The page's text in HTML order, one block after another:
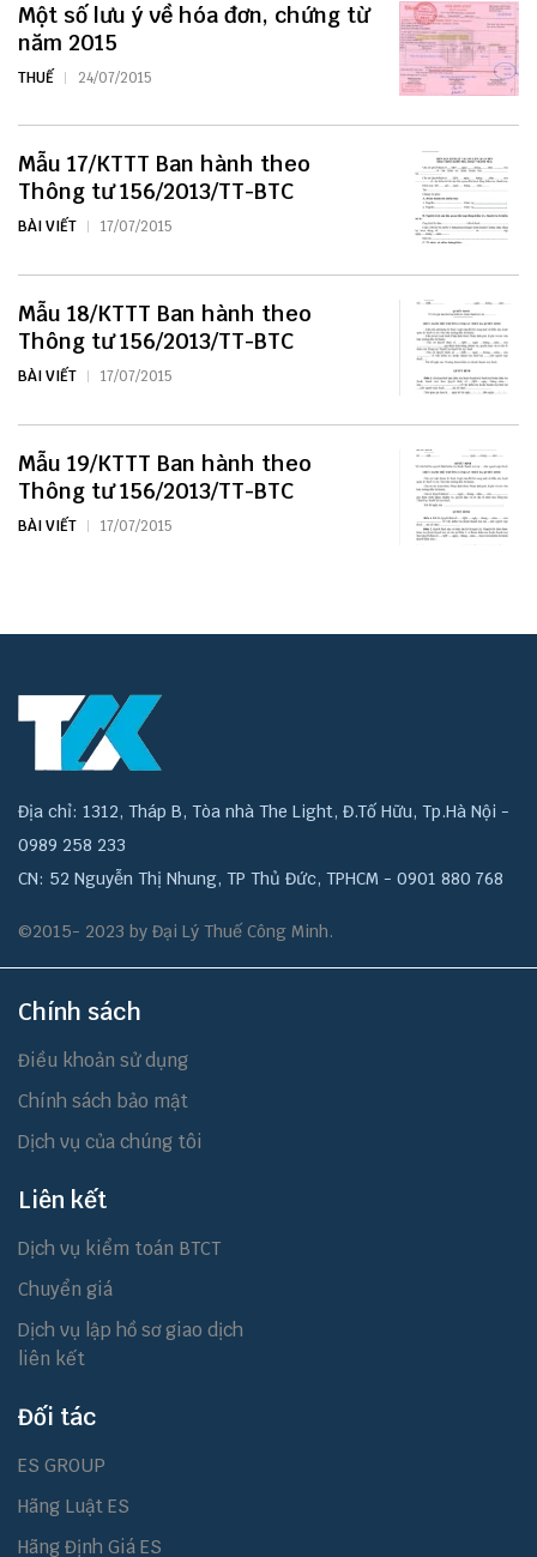
Một số lưu ý về hóa đơn, chứng từ
năm 2015
THUẾ 24/07/2015
Mẫu 17/KTTT Ban hành theo
Thông tư 156/2013/TT-BTC
BÀI VIẾT 17/07/2015
Mẫu 18/KTTT Ban hành theo
Thông tư 156/2013/TT-BTC
BÀI VIẾT 17/07/2015
Mẫu 19/KTTT Ban hành theo
Thông tư 156/2013/TT-BTC
BÀI VIẾT 17/07/2015
Địa chỉ: 1312, Tháp B, Tòa nhà The Light, Đ.Tố Hữu, Tp.Hà Nội -
0989 258 233
CN: 52 Nguyễn Thị Nhung, TP Thủ Đức, TPHCM - 0901 880 768
©2015- 2023 by Đại Lý Thuế Công Minh.
Chính sách
Điều khoản sử dụng
Chính sách bảo mật
Dịch vụ của chúng tôi
Liên kết
Dịch vụ kiểm toán BTCT
Chuyển giá
Dịch vụ lập hồ sơ giao dịch
liên kết
Đối tác
ES GROUP
Hãng Luật ES
Hãng Định Giá ES